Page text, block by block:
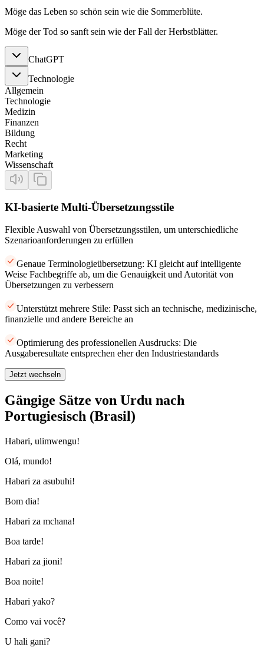
Möge das Leben so schön sein wie die Sommerblüte.
Möge der Tod so sanft sein wie der Fall der Herbstblätter.
ChatGPT
Technologie
Allgemein
Technologie
Medizin
Finanzen
Bildung
Recht
Marketing
Wissenschaft
KI-basierte Multi-Übersetzungsstile
Flexible Auswahl von Übersetzungsstilen, um unterschiedliche
Szenarioanforderungen zu erfüllen
Genaue Terminologieübersetzung: KI gleicht auf intelligente
Weise Fachbegriffe ab, um die Genauigkeit und Autorität von
Übersetzungen zu verbessern
Unterstützt mehrere Stile: Passt sich an technische, medizinische,
finanzielle und andere Bereiche an
Optimierung des professionellen Ausdrucks: Die
Ausgaberesultate entsprechen eher den Industriestandards
Jetzt wechseln
Gängige Sätze von Urdu nach
Portugiesisch (Brasil)
Habari, ulimwengu!
Olá, mundo!
Habari za asubuhi!
Bom dia!
Habari za mchana!
Boa tarde!
Habari za jioni!
Boa noite!
Habari yako?
Como vai você?
U hali gani?